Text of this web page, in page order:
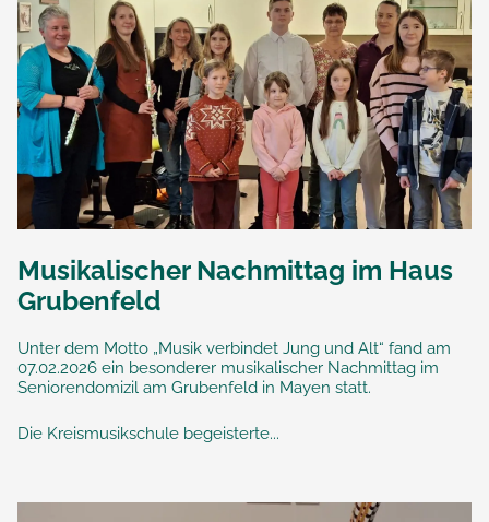
Musikalischer Nachmittag im Haus
Grubenfeld
Unter dem Motto „Musik verbindet Jung und Alt“ fand am
07.02.2026 ein besonderer musikalischer Nachmittag im
Seniorendomizil am Grubenfeld in Mayen statt.
Die Kreismusikschule begeisterte...